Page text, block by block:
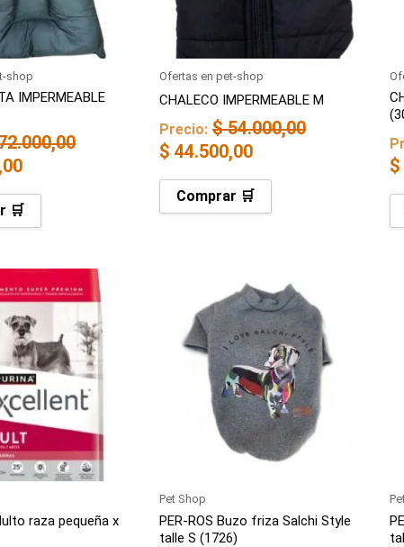
shop
IMPERMEABLE
🛒
Ofertas en pet-shop
CHALECO IMPERMEABLE M
Precio: $54.000,00
$ 44.500,00
Comprar 🛒
$
raza pequeña x
Pet Shop
PER-ROS Buzo friza Salchi Style
talle S (1726)